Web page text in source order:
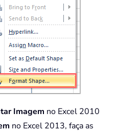
Imagem no Excel 2010
no Excel 2013, faça as